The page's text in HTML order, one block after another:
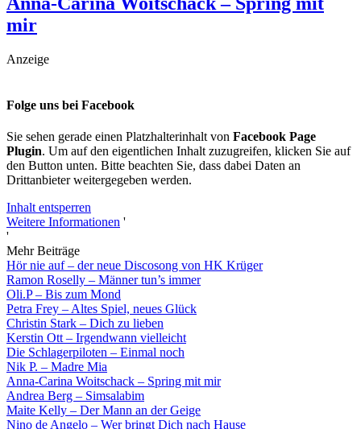
mir
Anzeige
Folge uns bei Facebook
Sie sehen gerade einen Platzhalterinhalt von Facebook Page
Plugin. Um auf den eigentlichen Inhalt zuzugreifen, klicken Sie auf
den Button unten. Bitte beachten Sie, dass dabei Daten an
Drittanbieter weitergegeben werden.
Inhalt entsperren
Weitere Informationen '
'
Mehr Beiträge
Hör nie auf – der neue Discosong von HK Krüger
Ramon Roselly – Männer tun’s immer
Oli.P – Bis zum Mond
Petra Frey – Altes Spiel, neues Glück
Christin Stark – Dich zu lieben
Kerstin Ott – Irgendwann vielleicht
Die Schlagerpiloten – Einmal noch
Nik P. – Madre Mia
Anna-Carina Woitschack – Spring mit mir
Andrea Berg – Simsalabim
Maite Kelly – Der Mann an der Geige
Nino de Angelo – Wer bringt Dich nach Hause